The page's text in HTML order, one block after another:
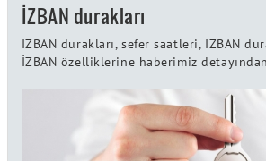
İZBAN durakları
İZBAN durakları, sefer saatleri, İZBAN
İZBAN özelliklerine haberimiz